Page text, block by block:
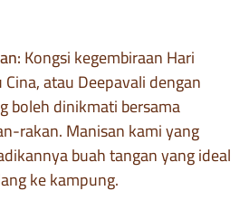
Kongsi kegembiraan Hari
atau Deepavali dengan
boleh dinikmati bersama
rakan. Manisan kami yang
buah tangan yang ideal
ke kampung.